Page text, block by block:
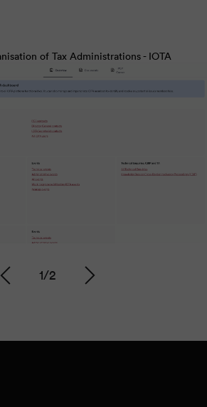
of Tax Administrations - IOTA
1/2